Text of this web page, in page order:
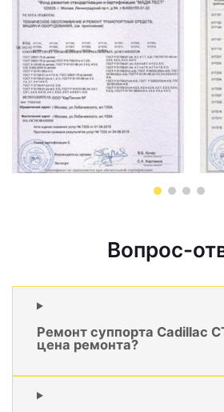
Вопрос-
Ремонт суппорта Cadillac
цена ремонта?